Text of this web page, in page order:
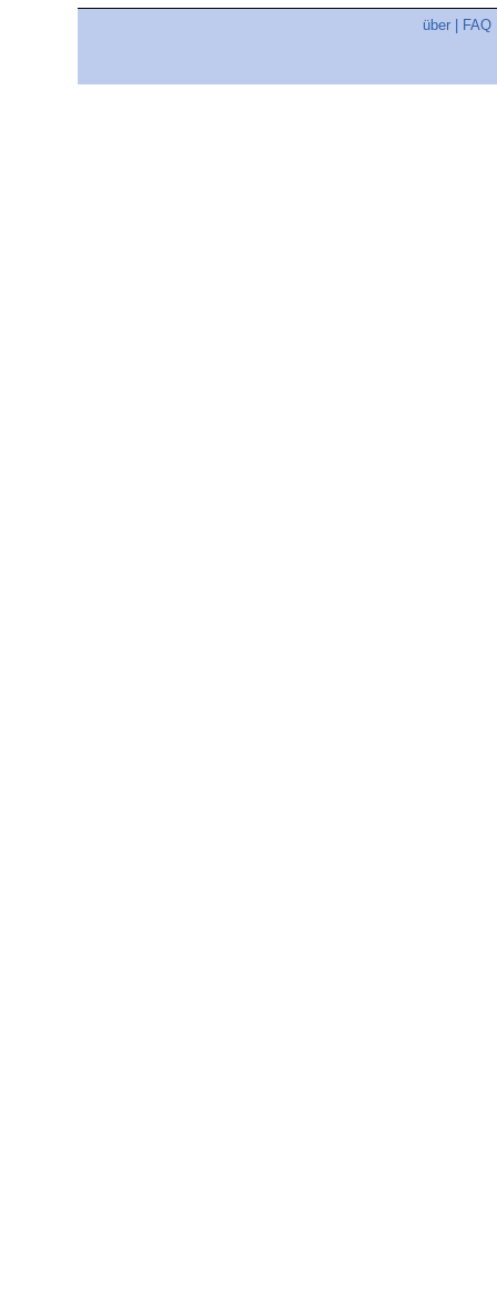
über FAQ